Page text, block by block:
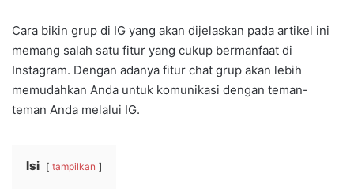
Cara bikin grup di IG yang akan dijelaskan pada artikel ini
memang salah satu fitur yang cukup bermanfaat di
Instagram. Dengan adanya fitur chat grup akan lebih
memudahkan Anda untuk komunikasi dengan teman-
teman Anda melalui IG.
Isi tampilkan